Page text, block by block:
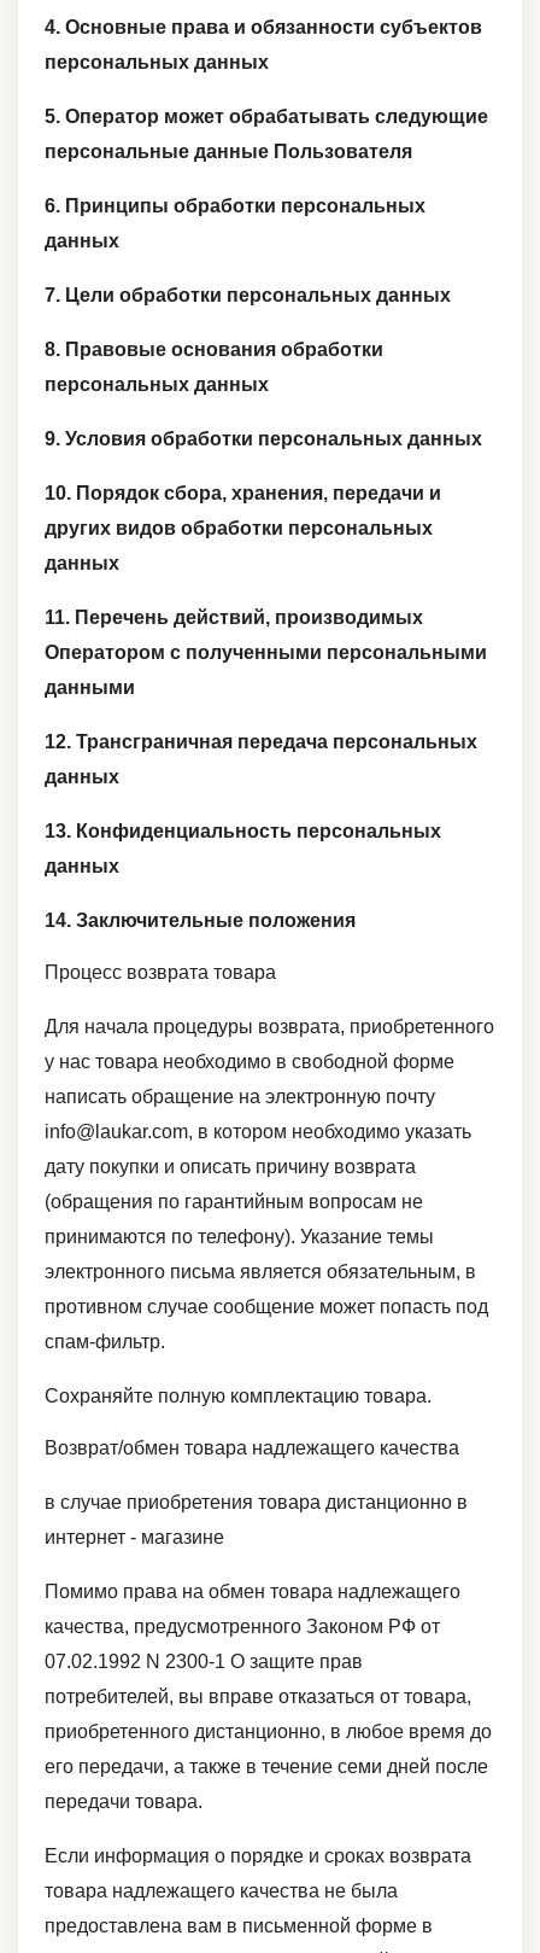
4. Основные права и обязанности субъектов
персональных данных
5. Оператор может обрабатывать следующие
персональные данные Пользователя
6. Принципы обработки персональных
данных
7. Цели обработки персональных данных
8. Правовые основания обработки
персональных данных
9. Условия обработки персональных данных
10. Порядок сбора, хранения, передачи и
других видов обработки персональных
данных
11. Перечень действий, производимых
Оператором с полученными персональными
данными
12. Трансграничная передача персональных
данных
13. Конфиденциальность персональных
данных
14. Заключительные положения
Процесс возврата товара
Для начала процедуры возврата, приобретенного
у нас товара необходимо в свободной форме
написать обращение на электронную почту
info@laukar.com, в котором необходимо указать
дату покупки и описать причину возврата
(обращения по гарантийным вопросам не
принимаются по телефону). Указание темы
электронного письма является обязательным, в
противном случае сообщение может попасть под
спам-фильтр.
Сохраняйте полную комплектацию товара.
Возврат/обмен товара надлежащего качества
в случае приобретения товара дистанционно в
интернет - магазине
Помимо права на обмен товара надлежащего
качества, предусмотренного Законом РФ от
07.02.1992 N 2300-1 О защите прав
потребителей, вы вправе отказаться от товара,
приобретенного дистанционно, в любое время до
его передачи, а также в течение семи дней после
передачи товара.
Если информация о порядке и сроках возврата
товара надлежащего качества не была
предоставлена вам в письменной форме в